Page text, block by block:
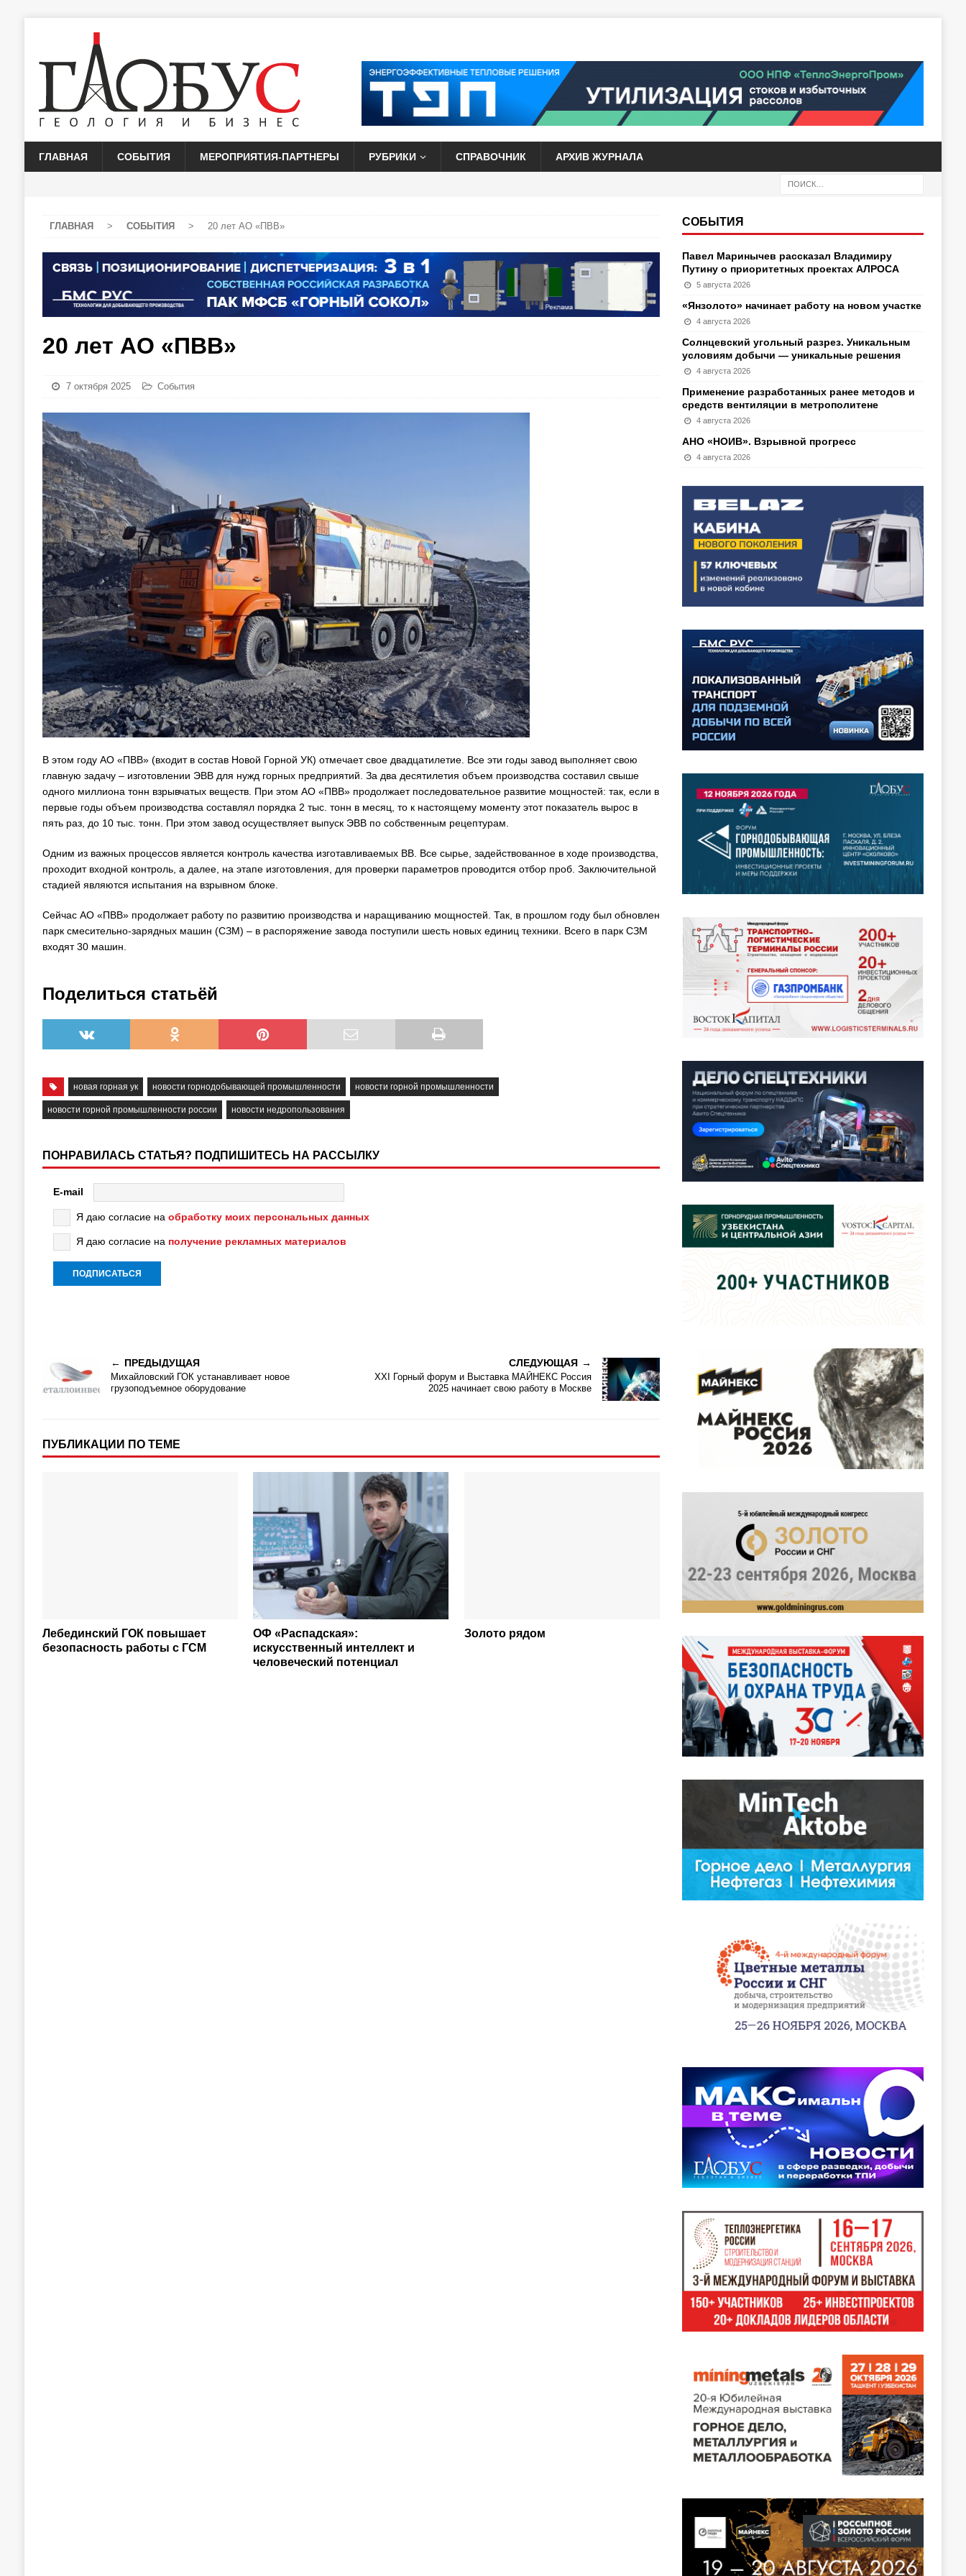
ГЛАВНАЯ СОБЫТИЯ МЕРОПРИЯТИЯ-ПАРТНЕРЫ РУБРИКИ СПРАВОЧНИК АРХИВ ЖУРНАЛА
ГЛАВНАЯ > СОБЫТИЯ > 20 лет АО «ПВВ»
20 лет АО «ПВВ»
7 октября 2025 События
В этом году АО «ПВВ» (входит в состав Новой Горной УК) отмечает свое двадцатилетие. Все эти годы завод выполняет свою
главную задачу – изготовлении ЭВВ для нужд горных предприятий. За два десятилетия объем производства составил свыше
одного миллиона тонн взрывчатых веществ. При этом АО «ПВВ» продолжает последовательное развитие мощностей: так, если в
первые годы объем производства составлял порядка 2 тыс. тонн в месяц, то к настоящему моменту этот показатель вырос в
пять раз, до 10 тыс. тонн. При этом завод осуществляет выпуск ЭВВ по собственным рецептурам.
Одним из важных процессов является контроль качества изготавливаемых ВВ. Все сырье, задействованное в ходе производства,
проходит входной контроль, а далее, на этапе изготовления, для проверки параметров проводится отбор проб. Заключительной
стадией являются испытания на взрывном блоке.
Сейчас АО «ПВВ» продолжает работу по развитию производства и наращиванию мощностей. Так, в прошлом году был обновлен
парк смесительно-зарядных машин (СЗМ) – в распоряжение завода поступили шесть новых единиц техники. Всего в парк СЗМ
входят 30 машин.
Поделиться статьёй
новая горная ук новости горнодобывающей промышленности новости горной промышленности
новости горной промышленности россии новости недропользования
ПОНРАВИЛАСЬ СТАТЬЯ? ПОДПИШИТЕСЬ НА РАССЫЛКУ
E-mail
Я даю согласие на обработку моих персональных данных
Я даю согласие на получение рекламных материалов
ПРЕДЫДУЩАЯ
Михайловский ГОК устанавливает новое
грузоподъемное оборудование
СЛЕДУЮЩАЯ
XXI Горный форум и Выставка МАЙНЕКС Россия
2025 начинает свою работу в Москве
ПУБЛИКАЦИИ ПО ТЕМЕ
Лебединский ГОК повышает
безопасность работы с ГСМ
ОФ «Распадская»:
искусственный интеллект и
человеческий потенциал
Золото рядом
СОБЫТИЯ
Павел Маринычев рассказал Владимиру
Путину о приоритетных проектах АЛРОСА
5 августа 2026
«Янзолото» начинает работу на новом участке
4 августа 2026
Солнцевский угольный разрез. Уникальным
условиям добычи — уникальные решения
4 августа 2026
Применение разработанных ранее методов и
средств вентиляции в метрополитене
4 августа 2026
АНО «НОИВ». Взрывной прогресс
4 августа 2026